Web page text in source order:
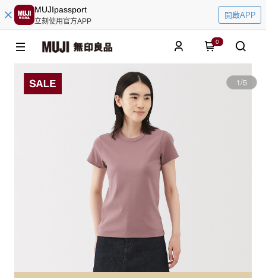
MUJIpassport
立刻使用官方APP
開啟APP
0
1/5